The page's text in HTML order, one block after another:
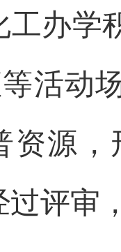
工办学
活动
资源
过评审